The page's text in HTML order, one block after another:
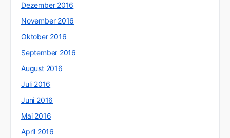
Dezember 2016
November 2016
Oktober 2016
September 2016
August 2016
Juli 2016
Juni 2016
Mai 2016
April 2016